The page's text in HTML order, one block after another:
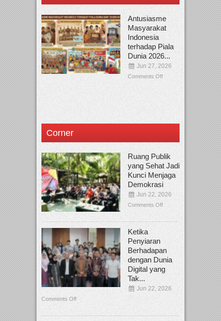
Antusiasme
Masyarakat
Indonesia
terhadap Piala
Dunia 2026...
Jun 27, 2026
Comments Off
Corner
Ruang Publik
yang Sehat Jadi
Kunci Menjaga
Demokrasi
Jun 22, 2026
Comments Off
Ketika
Penyiaran
Berhadapan
dengan Dunia
Digital yang
Tak...
Jun 22, 2026
Comments Off